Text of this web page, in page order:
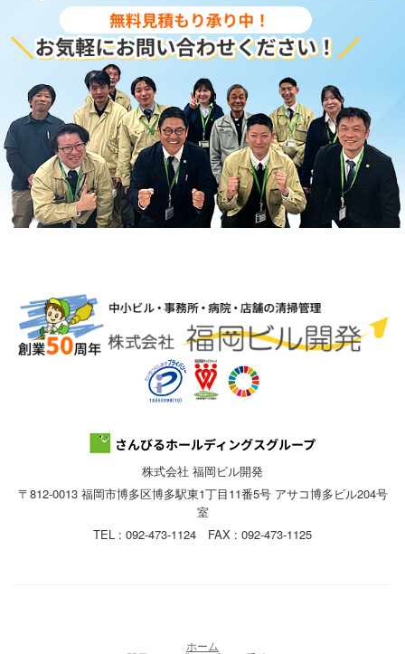
株式会社 福岡ビル開発
〒812-0013 福岡市博多区博多駅東1丁目11番5号 アサコ博多ビル204号
室
TEL : 092-473-1124 FAX : 092-473-1125
ホーム